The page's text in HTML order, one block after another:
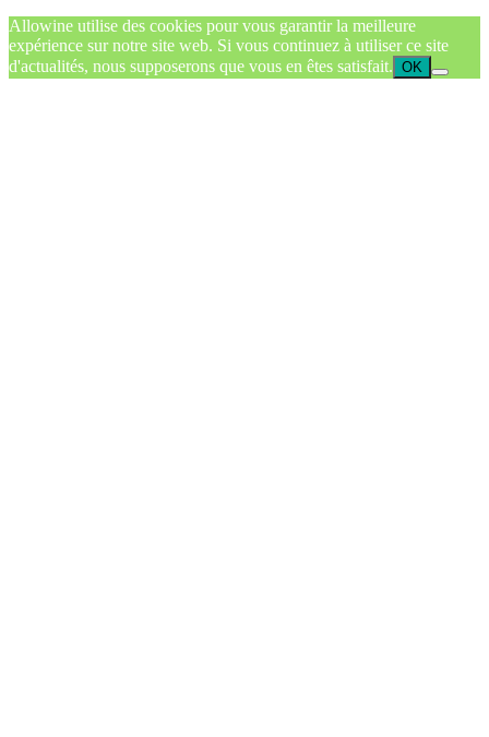
Allowine utilise des cookies pour vous garantir la meilleure
expérience sur notre site web. Si vous continuez à utiliser ce site
d'actualités, nous supposerons que vous en êtes satisfait. OK